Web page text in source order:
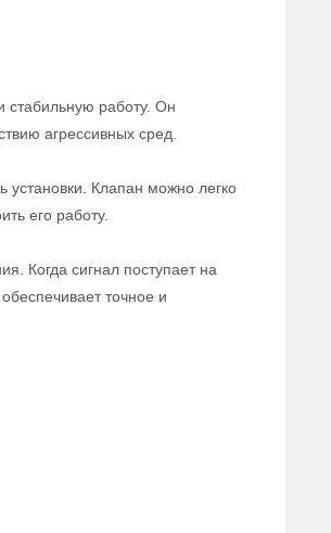
стабильную работу. Он
агрессивных сред.
Клапан можно легко
его работу.
Когда сигнал поступает на
точное и